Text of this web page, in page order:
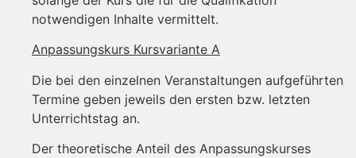
notwendigen Inhalte vermittelt.
Anpassungskurs Kursvariante A
Die bei den einzelnen Veranstaltungen aufgeführten
Termine geben jeweils den ersten bzw. letzten
Unterrichtstag an.
Der theoretische Anteil des Anpassungskurses